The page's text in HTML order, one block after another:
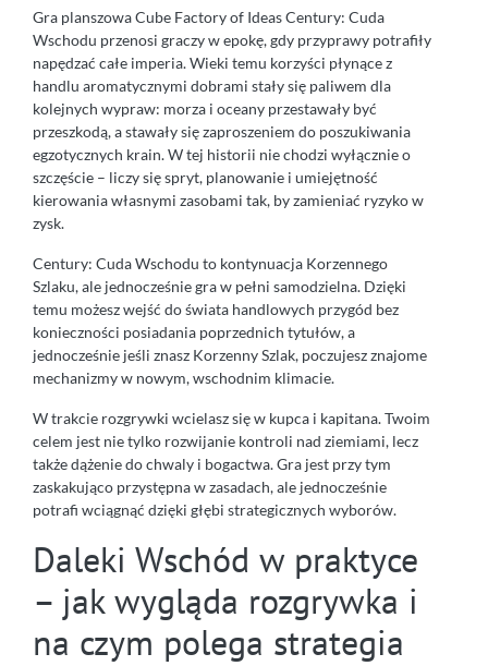
Gra planszowa Cube Factory of Ideas Century: Cuda
Wschodu przenosi graczy w epokę, gdy przyprawy potrafiły
napędzać całe imperia. Wieki temu korzyści płynące z
handlu aromatycznymi dobrami stały się paliwem dla
kolejnych wypraw: morza i oceany przestawały być
przeszkodą, a stawały się zaproszeniem do poszukiwania
egzotycznych krain. W tej historii nie chodzi wyłącznie o
szczęście – liczy się spryt, planowanie i umiejętność
kierowania własnymi zasobami tak, by zamieniać ryzyko w
zysk.
Century: Cuda Wschodu to kontynuacja Korzennego
Szlaku, ale jednocześnie gra w pełni samodzielna. Dzięki
temu możesz wejść do świata handlowych przygód bez
konieczności posiadania poprzednich tytułów, a
jednocześnie jeśli znasz Korzenny Szlak, poczujesz znajome
mechanizmy w nowym, wschodnim klimacie.
W trakcie rozgrywki wcielasz się w kupca i kapitana. Twoim
celem jest nie tylko rozwijanie kontroli nad ziemiami, lecz
także dążenie do chwaly i bogactwa. Gra jest przy tym
zaskakująco przystępna w zasadach, ale jednocześnie
potrafi wciągnąć dzięki głębi strategicznych wyborów.
Daleki Wschód w praktyce
– jak wygląda rozgrywka i
na czym polega strategia